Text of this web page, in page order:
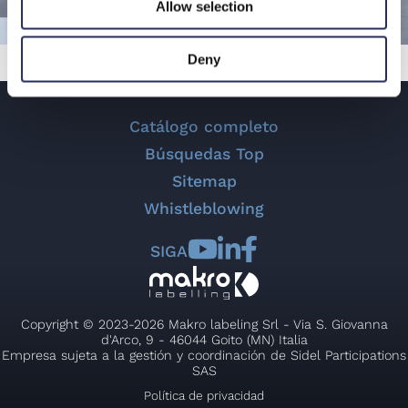
Allow selection
Deny
Catálogo completo
Búsquedas Top
Sitemap
Whistleblowing
SIGA
Copyright © 2023-2026 Makro labeling Srl - Via S. Giovanna
d'Arco, 9 - 46044 Goito (MN) Italia
Empresa sujeta a la gestión y coordinación de Sidel Participations
SAS
Política de privacidad